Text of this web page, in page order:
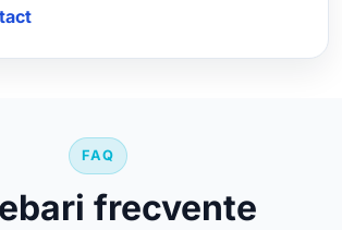
FAQ
frecvente